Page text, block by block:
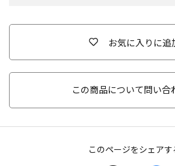
お気に入りに追
この商品について問い合
このページをシェアす